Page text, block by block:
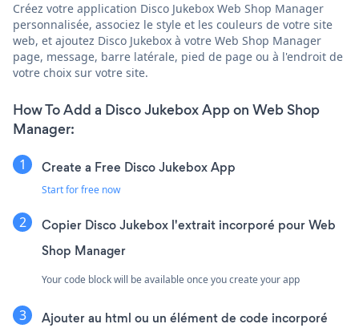
Créez votre application Disco Jukebox Web Shop Manager
personnalisée, associez le style et les couleurs de votre site
web, et ajoutez Disco Jukebox à votre Web Shop Manager
page, message, barre latérale, pied de page ou à l'endroit de
votre choix sur votre site.
How To Add a Disco Jukebox App on Web Shop
Manager:
Create a Free Disco Jukebox App
Start for free now
Copier Disco Jukebox l'extrait incorporé pour Web
Shop Manager
Your code block will be available once you create your app
Ajouter au html ou un élément de code incorporé